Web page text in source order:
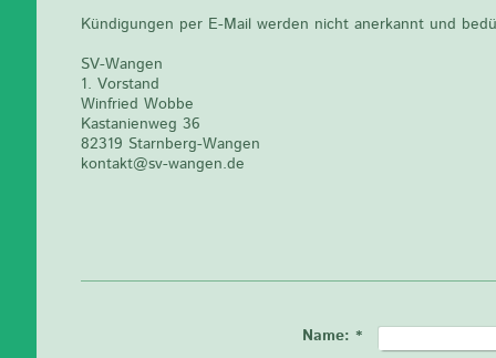
Kündigungen per E-Mail werden nicht anerkannt und
SV-Wangen
1. Vorstand
Winfried Wobbe
Kastanienweg 36
82319 Starnberg-Wangen
kontakt@sv-wangen.de
Name: *